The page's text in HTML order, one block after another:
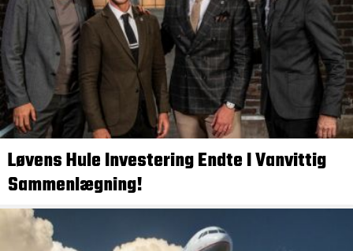
Løvens Hule Investering Endte I Vanvittig
Sammenlægning!